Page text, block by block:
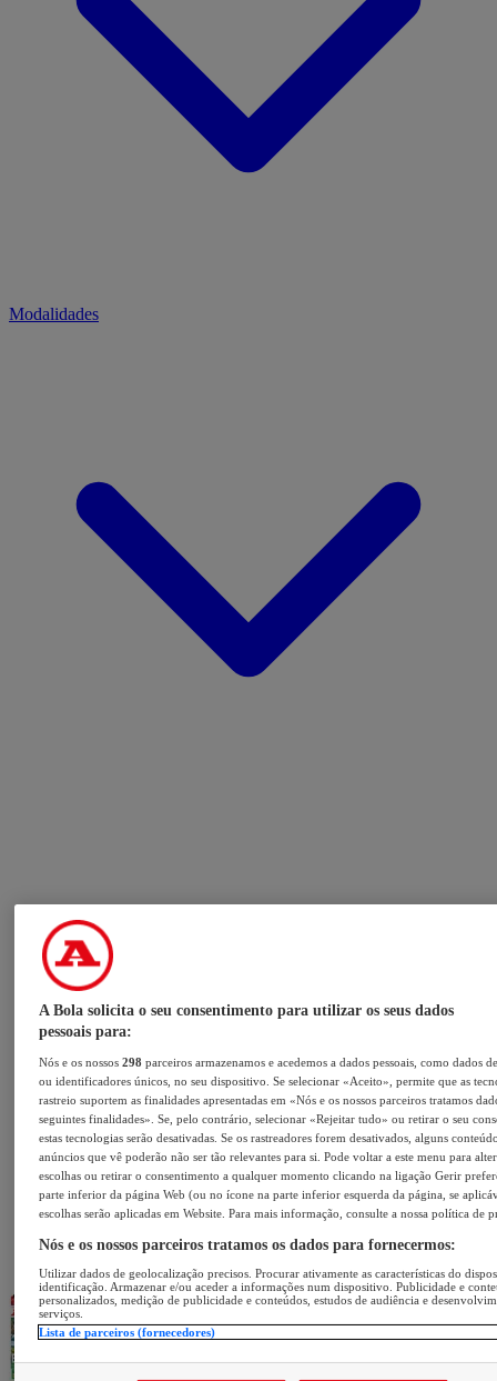
Modalidades
A Bola solicita o seu consentimento para utilizar os seus dados
pessoais para:
Nós e os nossos298 parceiros armazenamos e acedemos a dados pessoais, como dados
ou identificadores únicos, no seu dispositivo. Se selecionar «Aceito», permite que as
rastreio suportem as finalidades apresentadas em «Nós e os nossos parceiros tratamos
seguintes finalidades». Se, pelo contrário, selecionar «Rejeitar tudo» ou retirar o seu
estas tecnologias serão desativadas. Se os rastreadores forem desativados, alguns
anúncios que vê poderão não ser tão relevantes para si. Pode voltar a este menu para
escolhas ou retirar o consentimento a qualquer momento clicando na ligação Gerir
parte inferior da página Web (ou no ícone na parte inferior esquerda da página, se
escolhas serão aplicadas em Website. Para mais informação, consulte a nossa política de
Nós e os nossos parceiros tratamos os dados para fornecermos:
Utilizar dados de geolocalização precisos. Procurar ativamente as características do
identificação. Armazenar e/ou aceder a informações num dispositivo. Publicidade e
personalizados, medição de publicidade e conteúdos, estudos de audiência e
serviços.
Lista de parceiros (fornecedores)